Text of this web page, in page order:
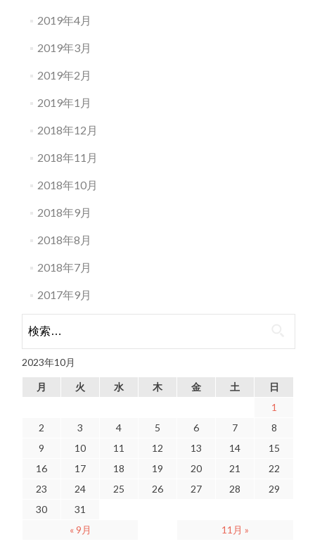
2019年4月
2019年3月
2019年2月
2019年1月
2018年12月
2018年11月
2018年10月
2018年9月
2018年8月
2018年7月
2017年9月
検索:
2023年10月
月 火 水 木 金 土 日
« 9月 11月 »
1
2
3 4 5 6 7
8
9
10 11 12 13 14
15
16
17 18 19 20 21
22
23
24 25 26 27 28
29
30
31